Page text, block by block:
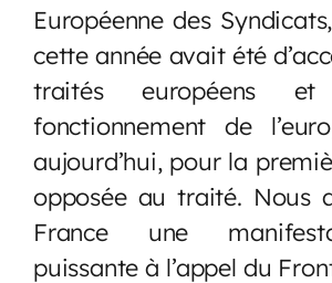
Européenne des
cette année avait été
traités européens
fonctionnement de
aujourd’hui, pour la
opposée au traité. Nous
France une
puissante à l’appel du